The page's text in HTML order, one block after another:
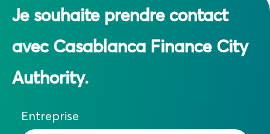
Je souhaite prendre contact
avec Casablanca Finance City
Authority.
Entreprise